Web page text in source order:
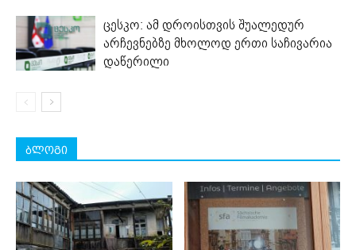
ცესკო: ამ დროისთვის შუალედურ
არჩევნებზე მხოლოდ ერთი საჩივარია
დაწერილი
ბლოგი